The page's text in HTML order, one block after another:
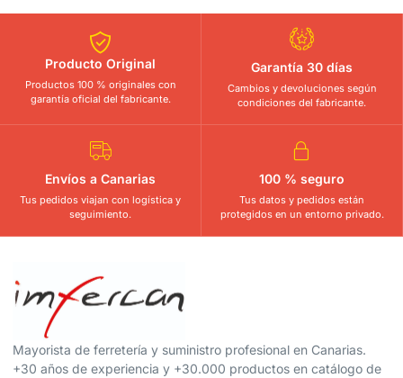
Producto Original
Productos 100 % originales con
garantía oficial del fabricante.
Garantía 30 días
Cambios y devoluciones según
condiciones del fabricante.
Envíos a Canarias
Tus pedidos viajan con logística y
seguimiento.
100 % seguro
Tus datos y pedidos están
protegidos en un entorno privado.
Mayorista de ferretería y suministro profesional en Canarias.
+30 años de experiencia y +30.000 productos en catálogo de